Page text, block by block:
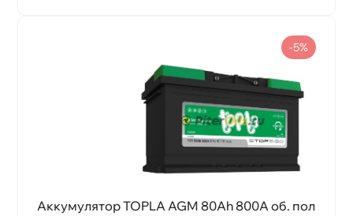
Аккумулятор TOPLA AGM 80Ah 800A об. пол
-5%